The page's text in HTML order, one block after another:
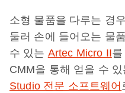
소형 물품을 다루는 경
둘러 손에 들어오는 물
수 있는 Artec Micro II
CMM을 통해 얻을 수
Studio 전문 소프트웨어